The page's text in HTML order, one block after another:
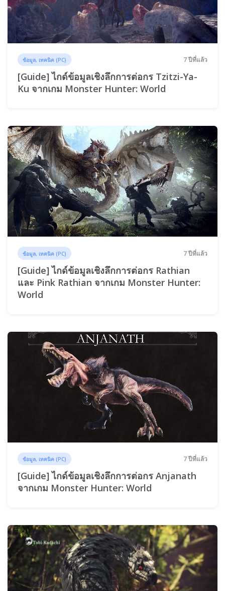
ข้อมูล, เทคนิค (PC) 7 ปีที่แล้ว
[Guide] ไกด์ข้อมูลเชิงลึกการต่อกร Tzitzi-Ya-
Ku จากเกม Monster Hunter: World
ข้อมูล, เทคนิค (PC) 7 ปีที่แล้ว
[Guide] ไกด์ข้อมูลเชิงลึกการต่อกร Rathian
และ Pink Rathian จากเกม Monster Hunter:
World
ข้อมูล, เทคนิค (PC) 7 ปีที่แล้ว
[Guide] ไกด์ข้อมูลเชิงลึกการต่อกร Anjanath
จากเกม Monster Hunter: World